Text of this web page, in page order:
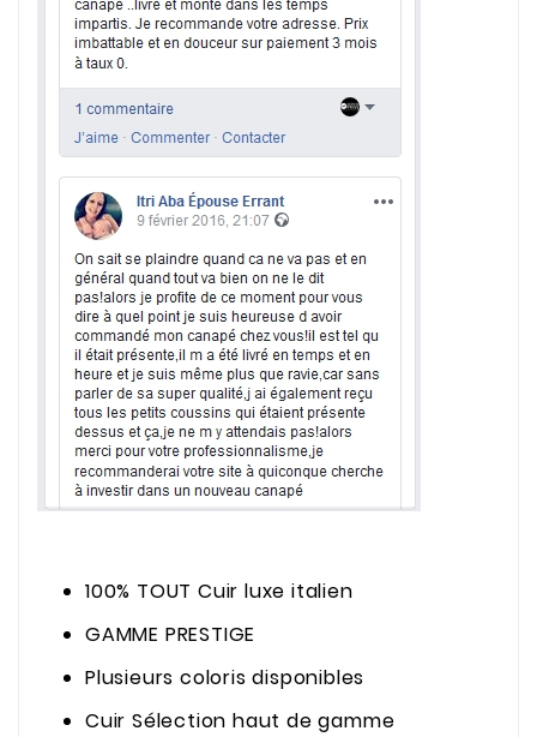
100% TOUT Cuir luxe italien
GAMME PRESTIGE
Plusieurs coloris disponibles
Cuir Sélection haut de gamme